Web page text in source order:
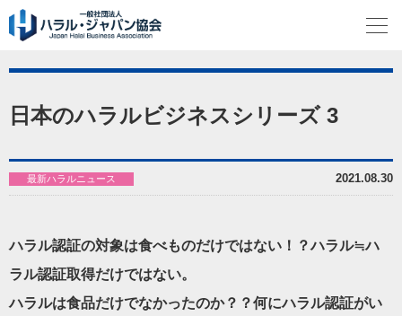
日本のハラルビジネスシリーズ 3
2021.08.30
最新ハラルニュース
ハラル認証の対象は食べものだけではない！？ハラル≒ハ
ラル認証取得だけではない。
ハラルは食品だけでなかったのか？？何にハラル認証がい